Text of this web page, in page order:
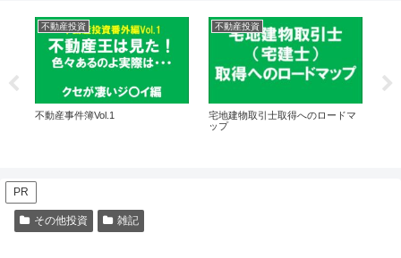
不動産投資
不動産事件簿Vol.1
不動産投資
宅地建物取引士取得へのロードマ
ップ
PR
その他投資 雑記